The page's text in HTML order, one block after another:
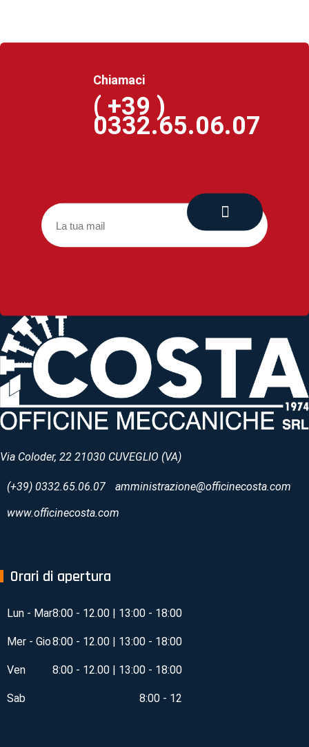
Chiamaci
( +39 )
0332.65.06.07
Via Coloder, 22 21030 CUVEGLIO (VA)
(+39) 0332.65.06.07
amministrazione@officinecosta.com
www.officinecosta.com
Orari di apertura
Lun - Mar8:00 - 12.00 | 13:00 - 18:00
Mer - Gio8:00 - 12.00 | 13:00 - 18:00
Ven 8:00 - 12.00 | 13:00 - 18:00
Sab 8:00 - 12